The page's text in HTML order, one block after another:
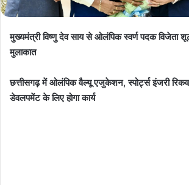
मुख्यमंत्री विष्णु देव साय से ओलंपिक स्वर्ण पदक विजेता
मुलाकात
छत्तीसगढ़ में ओलंपिक वैल्यू एजुकेशन, स्पोर्ट्स इंजरी
डेवलपमेंट के लिए होगा कार्य